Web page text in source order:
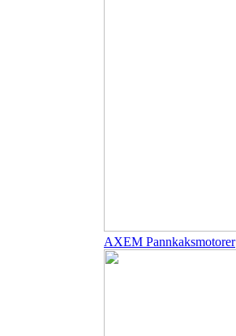
AXEM Pannkaksmotorer